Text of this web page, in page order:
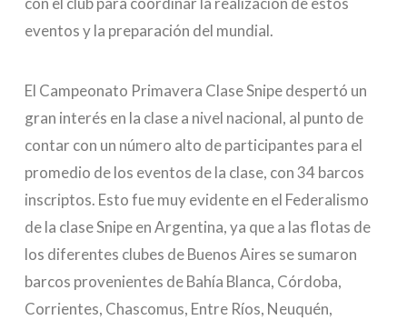
eventos y la preparación del mundial.
El Campeonato Primavera Clase Snipe despertó un
gran interés en la clase a nivel nacional, al punto de
contar con un número alto de participantes para el
promedio de los eventos de la clase, con 34 barcos
inscriptos. Esto fue muy evidente en el Federalismo
de la clase Snipe en Argentina, ya que a las flotas de
los diferentes clubes de Buenos Aires se sumaron
barcos provenientes de Bahía Blanca, Córdoba,
Corrientes, Chascomus, Entre Ríos, Neuquén,